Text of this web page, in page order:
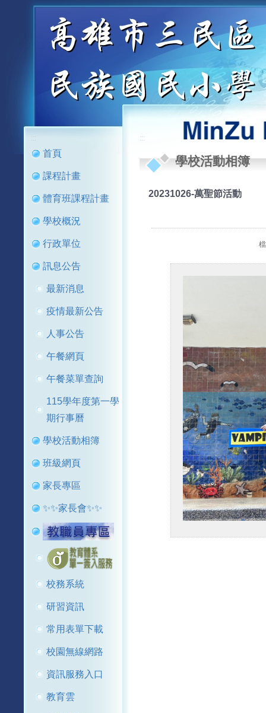
:::
首頁
課程計畫
體育班課程計畫
學校概況
行政單位
訊息公告
最新消息
疫情最新公告
人事公告
午餐網頁
午餐菜單查詢
115學年度第一學
期行事曆
學校活動相簿
班級網頁
家長專區
✨✨家長會✨✨
校務系統
研習資訊
常用表單下載
校園無線網路
資訊服務入口
教育雲
:::
學校活動相簿
20231026-萬聖節活動